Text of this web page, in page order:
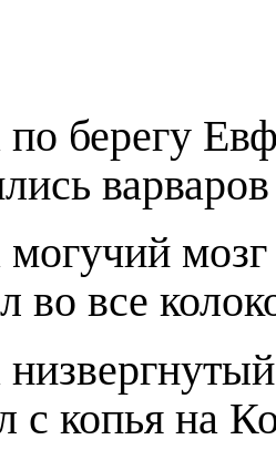
по берегу
могучий
во все
с копья на